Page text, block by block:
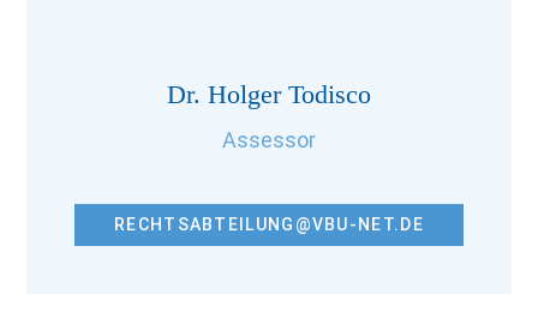
Dr. Holger Todisco
Assessor
RECHTSABTEILUNG@VBU-NET.DE